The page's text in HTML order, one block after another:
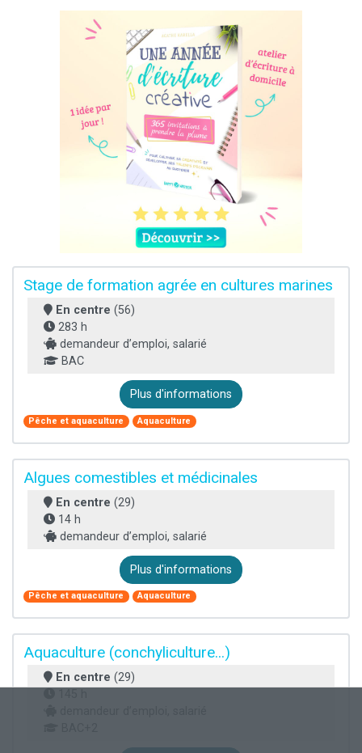
Stage de formation agrée en cultures marines
En centre (56)
283 h
demandeur d’emploi, salarié
BAC
Plus d'informations
Pêche et aquaculture Aquaculture
Algues comestibles et médicinales
En centre (29)
14 h
demandeur d’emploi, salarié
Plus d'informations
Pêche et aquaculture Aquaculture
Aquaculture (conchyliculture...)
En centre (29)